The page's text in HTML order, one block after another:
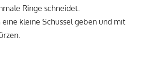
Ringe schneidet.
eine kleine Schüssel geben und mit